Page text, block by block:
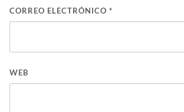
CORREO ELECTRÓNICO *
WEB